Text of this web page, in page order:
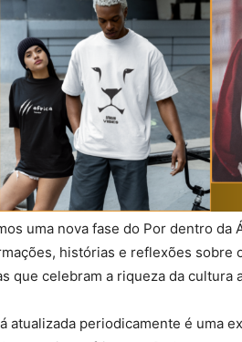
uma nova fase do Por dentro da
histórias e reflexões sobre
que celebram a riqueza da cultura
atualizada periodicamente é uma